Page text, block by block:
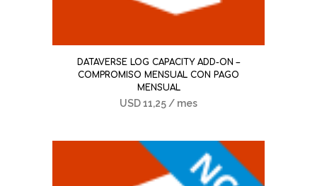
DATAVERSE LOG CAPACITY ADD-ON –
COMPROMISO MENSUAL CON PAGO
MENSUAL
USD11,25 / mes